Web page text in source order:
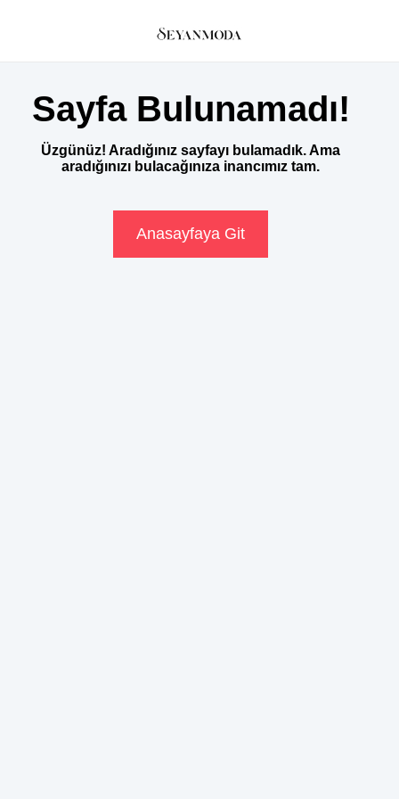
Sayfa Bulunamadı!
Üzgünüz! Aradığınız sayfayı bulamadık. Ama
aradığınızı bulacağınıza inancımız tam.
Anasayfaya Git